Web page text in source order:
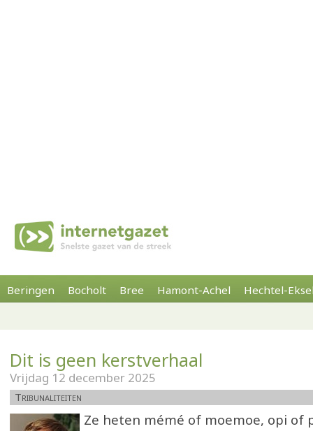
Beringen Bocholt Bree Hamont-Achel Hechtel-
Dit is geen kerstverhaal
Vrijdag 12 december 2025
Tribunaliteiten
Ze heten mémé of moemoe, opi of